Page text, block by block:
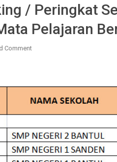
/ Peringkat
Pelajaran
Comment